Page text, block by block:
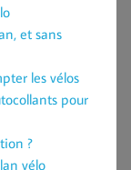
et sans
les vélos
pour
?
vélo